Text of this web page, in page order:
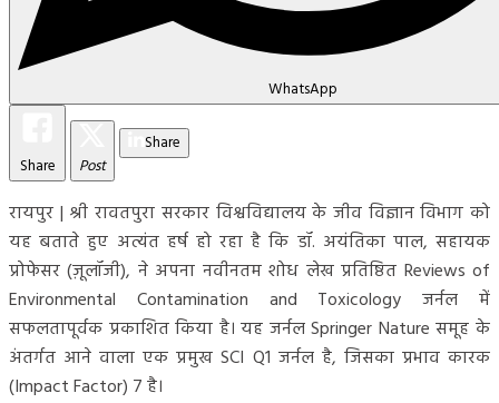
WhatsApp
Share Post
Share
रायपुर | श्री रावतपुरा सरकार विश्वविद्यालय के जीव विज्ञान विभाग को
यह बताते हुए अत्यंत हर्ष हो रहा है कि डॉ. अयंतिका पाल, सहायक
प्रोफेसर (ज़ूलॉजी), ने अपना नवीनतम शोध लेख प्रतिष्ठित Reviews of
Environmental Contamination and Toxicology जर्नल में
सफलतापूर्वक प्रकाशित किया है। यह जर्नल Springer Nature समूह के
अंतर्गत आने वाला एक प्रमुख SCI Q1 जर्नल है, जिसका प्रभाव कारक
(Impact Factor) 7 है।